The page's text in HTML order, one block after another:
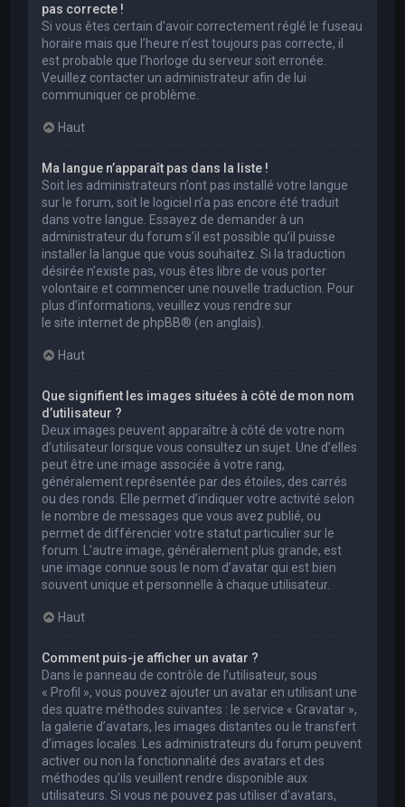
pas correcte !
Si vous êtes certain d’avoir correctement réglé le fuseau
horaire mais que l’heure n’est toujours pas correcte, il
est probable que l’horloge du serveur soit erronée.
Veuillez contacter un administrateur afin de lui
communiquer ce problème.
Haut
Ma langue n’apparaît pas dans la liste !
Soit les administrateurs n’ont pas installé votre langue
sur le forum, soit le logiciel n’a pas encore été traduit
dans votre langue. Essayez de demander à un
administrateur du forum s’il est possible qu’il puisse
installer la langue que vous souhaitez. Si la traduction
désirée n’existe pas, vous êtes libre de vous porter
volontaire et commencer une nouvelle traduction. Pour
plus d’informations, veuillez vous rendre sur
le site internet de phpBB® (en anglais).
Haut
Que signifient les images situées à côté de mon nom
d’utilisateur ?
Deux images peuvent apparaître à côté de votre nom
d’utilisateur lorsque vous consultez un sujet. Une d’elles
peut être une image associée à votre rang,
généralement représentée par des étoiles, des carrés
ou des ronds. Elle permet d’indiquer votre activité selon
le nombre de messages que vous avez publié, ou
permet de différencier votre statut particulier sur le
forum. L’autre image, généralement plus grande, est
une image connue sous le nom d’avatar qui est bien
souvent unique et personnelle à chaque utilisateur.
Haut
Comment puis-je afficher un avatar ?
Dans le panneau de contrôle de l’utilisateur, sous
« Profil », vous pouvez ajouter un avatar en utilisant une
des quatre méthodes suivantes : le service « Gravatar »,
la galerie d’avatars, les images distantes ou le transfert
d’images locales. Les administrateurs du forum peuvent
activer ou non la fonctionnalité des avatars et des
méthodes qu’ils veuillent rendre disponible aux
utilisateurs. Si vous ne pouvez pas utiliser d’avatars,